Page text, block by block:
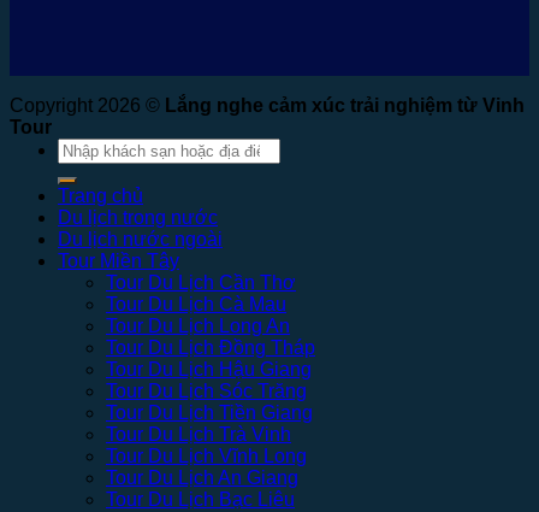
Copyright 2026 © Lắng nghe cảm xúc trải nghiệm từ Vinh
Tour
Tìm
kiếm:
Trang chủ
Du lịch trong nước
Du lịch nước ngoài
Tour Miền Tây
Tour Du Lịch Cần Thơ
Tour Du Lịch Cà Mau
Tour Du Lịch Long An
Tour Du Lịch Đồng Tháp
Tour Du Lịch Hậu Giang
Tour Du Lịch Sóc Trăng
Tour Du Lịch Tiền Giang
Tour Du Lịch Trà Vinh
Tour Du Lịch Vĩnh Long
Tour Du Lịch An Giang
Tour Du Lịch Bạc Liêu